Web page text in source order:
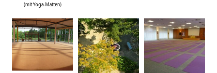
(mit Yoga-Matten)